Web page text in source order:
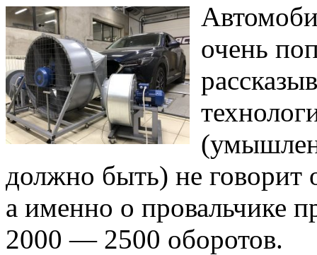
очень
должно быть) не говорит
а именно о провальчике
2000 — 2500 оборотов.